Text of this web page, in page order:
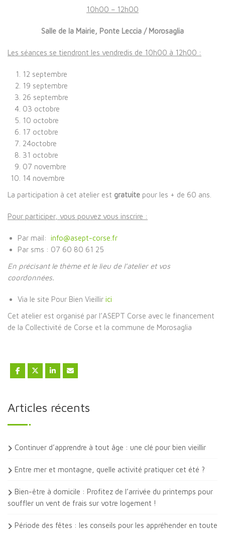
10h00 – 12h00
Salle de la Mairie, Ponte Leccia / Morosaglia
Les séances se tiendront les vendredis de 10h00 à 12h00 :
12 septembre
19 septembre
26 septembre
03 octobre
10 octobre
17 octobre
24octobre
31 octobre
07 novembre
14 novembre
La participation à cet atelier est gratuite pour les + de 60 ans.
Pour participer, vous pouvez vous inscrire :
Par mail: info@asept-corse.fr
Par sms : 07 60 80 61 25
En précisant le thème et le lieu de l’atelier et vos
coordonnées.
Via le site Pour Bien Vieillir ici
Cet atelier est organisé par l’ASEPT Corse avec le financement
de la Collectivité de Corse et la commune de Morosaglia
Articles récents
Continuer d’apprendre à tout âge : une clé pour bien vieillir
Entre mer et montagne, quelle activité pratiquer cet été ?
Bien-être à domicile : Profitez de l’arrivée du printemps pour
souffler un vent de frais sur votre logement !
Période des fêtes : les conseils pour les appréhender en toute